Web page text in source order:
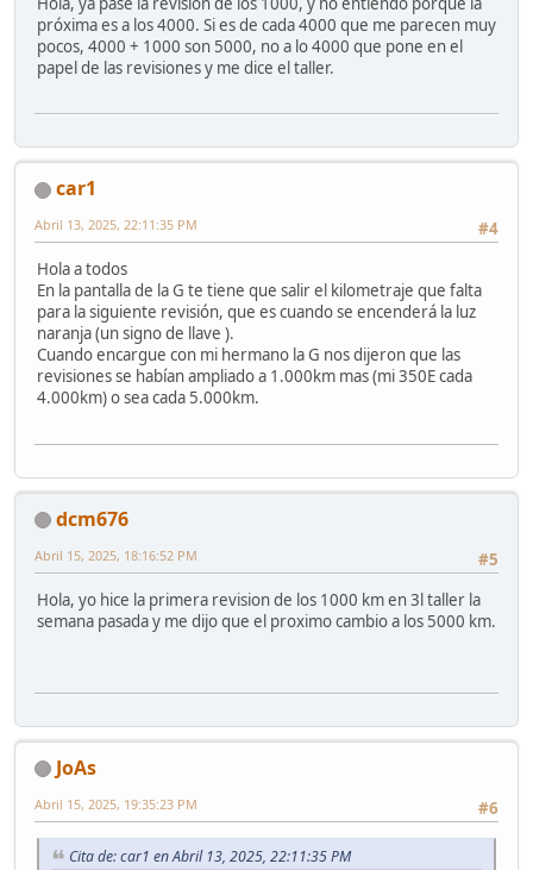
próxima es a los 4000. Si es de cada 4000 que me parecen muy
pocos, 4000 + 1000 son 5000, no a lo 4000 que pone en el
papel de las revisiones y me dice el taller.
car1
#4
Abril 13, 2025, 22:11:35 PM
Hola a todos
En la pantalla de la G te tiene que salir el kilometraje que falta
para la siguiente revisión, que es cuando se encenderá la luz
naranja (un signo de llave ).
Cuando encargue con mi hermano la G nos dijeron que las
revisiones se habían ampliado a 1.000km mas (mi 350E cada
4.000km) o sea cada 5.000km.
dcm676
#5
Abril 15, 2025, 18:16:52 PM
Hola, yo hice la primera revision de los 1000 km en 3l taller la
semana pasada y me dijo que el proximo cambio a los 5000 km.
JoAs
#6
Abril 15, 2025, 19:35:23 PM
Cita de: car1 en Abril 13, 2025, 22:11:35 PM